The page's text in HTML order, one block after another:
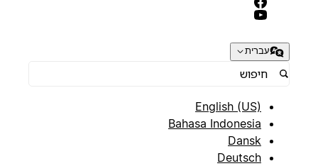
עברית
English (US)
Bahasa Indonesia
Dansk
Deutsch